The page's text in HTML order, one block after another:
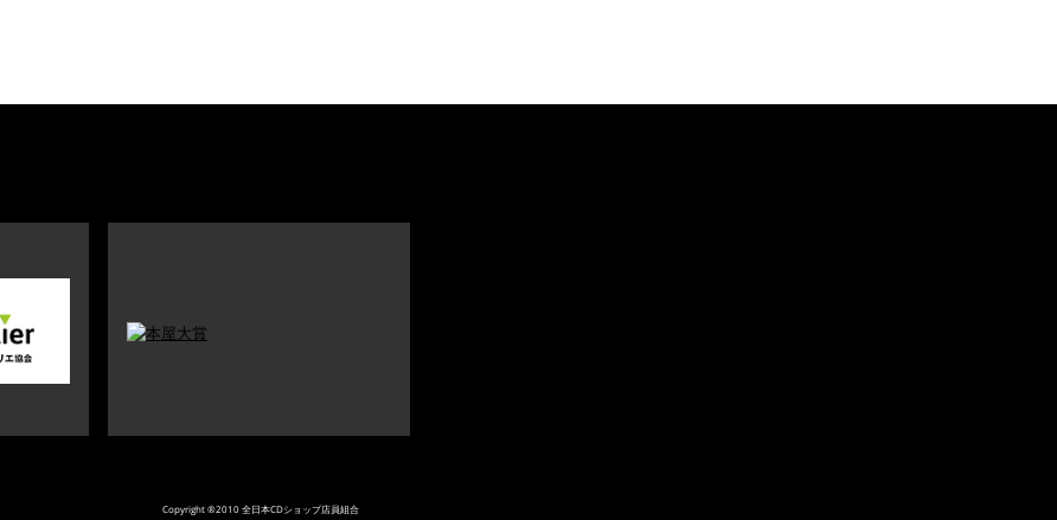
Copyright ®2010 全日本CDショップ店員組合